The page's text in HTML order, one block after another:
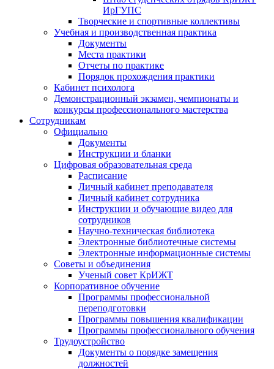
ИрГУПС
Творческие и спортивные коллективы
Учебная и производственная практика
Документы
Места практики
Отчеты по практике
Порядок прохождения практики
Кабинет психолога
Демонстрационный экзамен, чемпионаты и
конкурсы профессионального мастерства
Сотрудникам
Официально
Документы
Инструкции и бланки
Цифровая образовательная среда
Расписание
Личный кабинет преподавателя
Личный кабинет сотрудника
Инструкции и обучающие видео для
сотрудников
Научно-техническая библиотека
Электронные библиотечные системы
Электронные информационные системы
Советы и объединения
Ученый совет КрИЖТ
Корпоративное обучение
Программы профессиональной
переподготовки
Программы повышения квалификации
Программы профессионального обучения
Трудоустройство
Документы о порядке замещения
должностей